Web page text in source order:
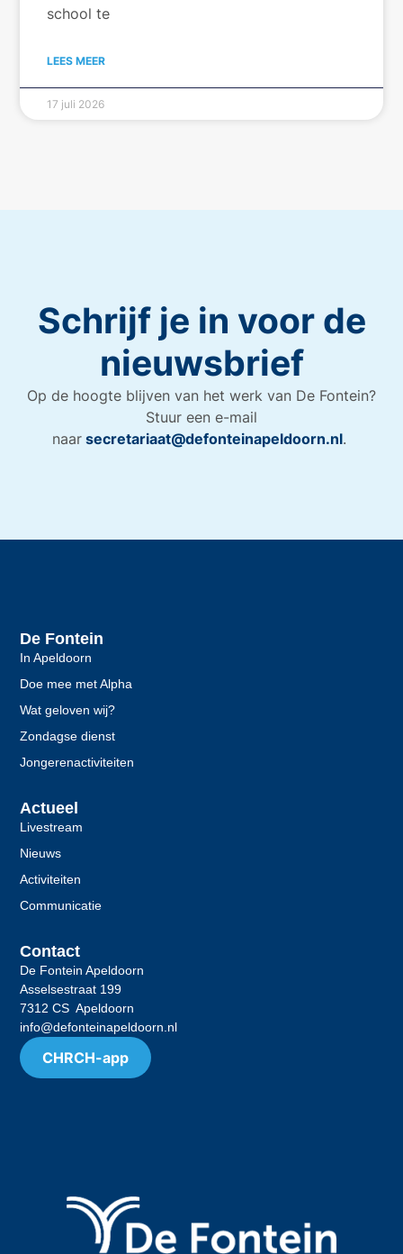
school te
LEES MEER
17 juli 2026
Schrijf je in voor de
nieuwsbrief
Op de hoogte blijven van het werk van De Fontein?
Stuur een e-mail
naar secretariaat@defonteinapeldoorn.nl.
De Fontein
In Apeldoorn
Doe mee met Alpha
Wat geloven wij?
Zondagse dienst
Jongerenactiviteiten
Actueel
Livestream
Nieuws
Activiteiten
Communicatie
Contact
De Fontein Apeldoorn
Asselsestraat 199
7312 CS Apeldoorn
info@defonteinapeldoorn.nl
CHRCH-app